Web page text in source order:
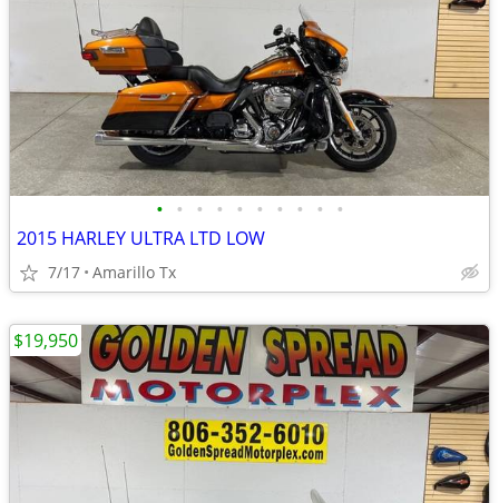
• • • • • • • • • •
2015 HARLEY ULTRA LTD LOW
7/17 Amarillo Tx
$19,950